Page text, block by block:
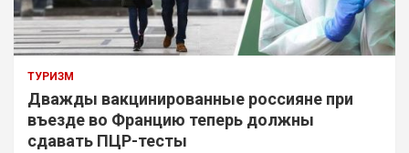
ТУРИЗМ
Дважды вакцинированные россияне при
въезде во Францию теперь должны
сдавать ПЦР-тесты